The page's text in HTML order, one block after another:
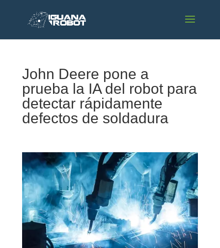
John Deere pone a
prueba la IA del robot para
detectar rápidamente
defectos de soldadura